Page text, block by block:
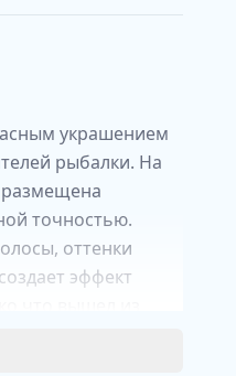
украшением
рыбалки. На
размещена
точностью.
оттенки
эффект
работе